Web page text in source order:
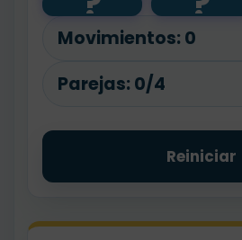
noventa y
nueve
Movimientos: 0
Parejas: 0/4
Reiniciar